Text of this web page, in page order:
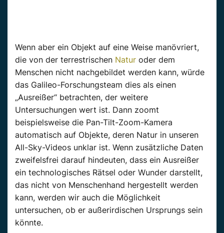
Wenn aber ein Objekt auf eine Weise manövriert,
die von der terrestrischen Natur oder dem
Menschen nicht nachgebildet werden kann, würde
das Galileo-Forschungsteam dies als einen
„Ausreißer“ betrachten, der weitere
Untersuchungen wert ist. Dann zoomt
beispielsweise die Pan-Tilt-Zoom-Kamera
automatisch auf Objekte, deren Natur in unseren
All-Sky-Videos unklar ist. Wenn zusätzliche Daten
zweifelsfrei darauf hindeuten, dass ein Ausreißer
ein technologisches Rätsel oder Wunder darstellt,
das nicht von Menschenhand hergestellt werden
kann, werden wir auch die Möglichkeit
untersuchen, ob er außerirdischen Ursprungs sein
könnte.